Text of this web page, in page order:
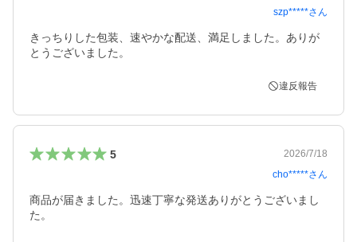
szp*****さん
きっちりした包装、速やかな配送、満足しました。ありが
とうございました。
違反報告
5
2026/7/18
cho*****さん
商品が届きました。迅速丁寧な発送ありがとうございまし
た。